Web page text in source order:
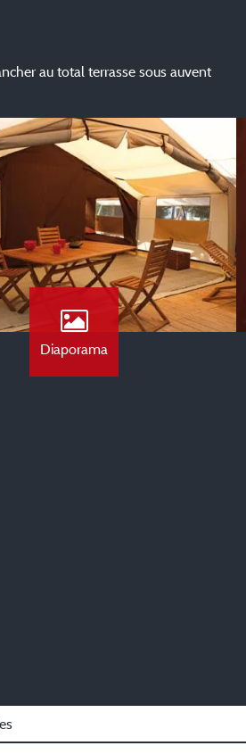
au total terrasse sous auvent
Diaporama